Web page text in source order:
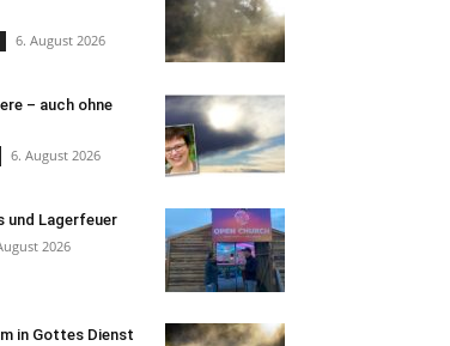
6. August 2026
– auch ohne
6. August 2026
und Lagerfeuer
2026
in Gottes Dienst